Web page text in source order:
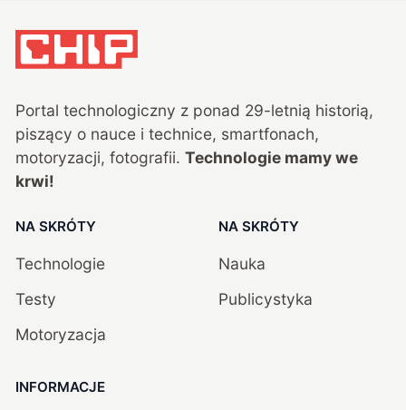
Portal technologiczny z ponad 29-letnią historią,
piszący o nauce i technice, smartfonach,
motoryzacji, fotografii. Technologie mamy we
krwi!
NA SKRÓTY
Technologie
Testy
Motoryzacja
NA SKRÓTY
Nauka
Publicystyka
INFORMACJE